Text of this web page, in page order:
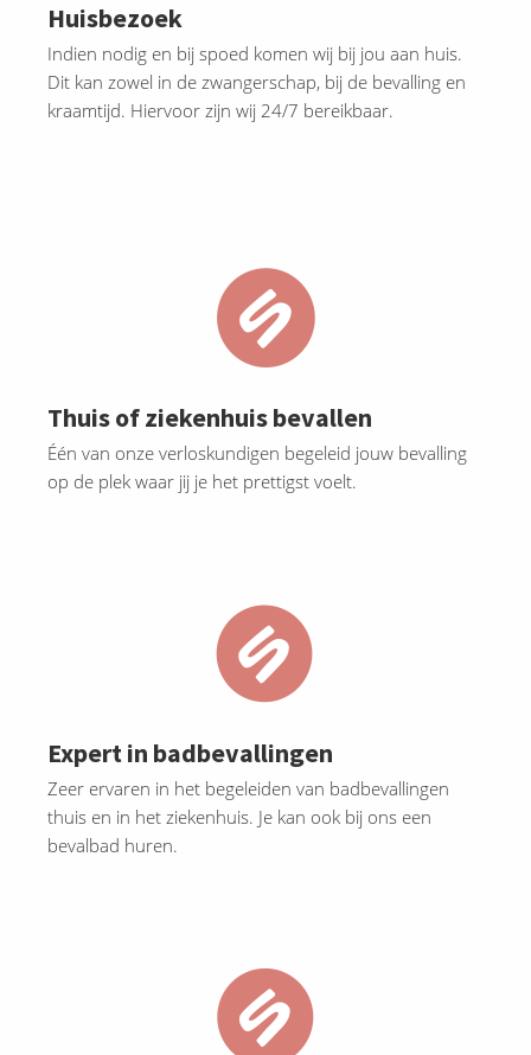
Huisbezoek
Indien nodig en bij spoed komen wij bij jou aan huis.
Dit kan zowel in de zwangerschap, bij de bevalling en
kraamtijd. Hiervoor zijn wij 24/7 bereikbaar.
Thuis of ziekenhuis bevallen
Één van onze verloskundigen begeleid jouw bevalling
op de plek waar jij je het prettigst voelt.
Expert in badbevallingen
Zeer ervaren in het begeleiden van badbevallingen
thuis en in het ziekenhuis. Je kan ook bij ons een
bevalbad huren.